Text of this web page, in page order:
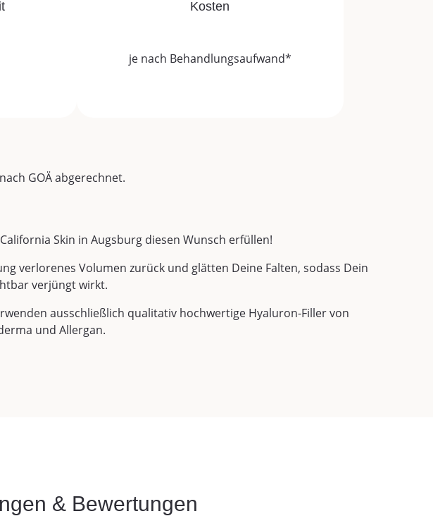
Kosten
je nach Behandlungsaufwand*
GOÄ abgerechnet.
Skin in Augsburg diesen Wunsch erfüllen!
verlorenes Volumen zurück und glätten Deine Falten, sodass Dein
verjüngt wirkt.
ausschließlich qualitativ hochwertige Hyaluron-Filler von
und Allergan.
& Bewertungen